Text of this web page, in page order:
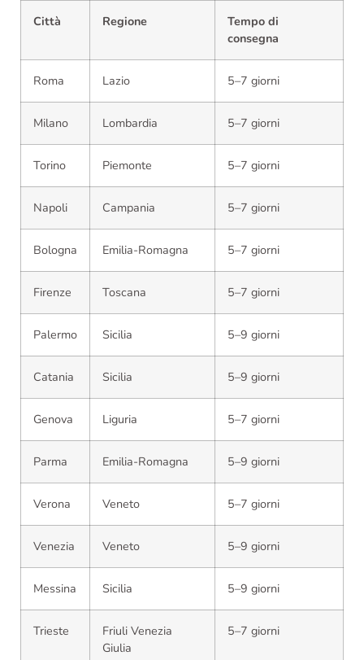
Città Regione
Tempo di
consegna
Roma Lazio 5–7 giorni
Milano Lombardia 5–7 giorni
Torino Piemonte 5–7 giorni
Napoli Campania 5–7 giorni
Bologna Emilia-Romagna 5–7 giorni
Firenze Toscana 5–7 giorni
Palermo Sicilia 5–9 giorni
Catania Sicilia 5–9 giorni
Genova Liguria 5–7 giorni
Parma Emilia-Romagna 5–9 giorni
Verona Veneto 5–7 giorni
Venezia Veneto 5–9 giorni
Messina Sicilia 5–9 giorni
Trieste
Friuli Venezia
Giulia
5–7 giorni